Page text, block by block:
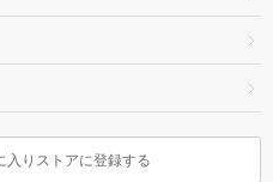
入りストアに登録する